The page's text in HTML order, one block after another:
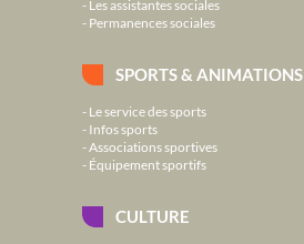
Les assistantes sociales
Permanences sociales
SPORTS & ANIMATIONS
Le service des sports
Infos sports
Associations sportives
Équipement sportifs
CULTURE